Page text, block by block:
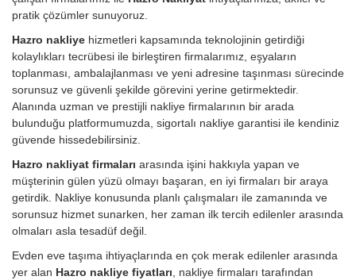
pratik çözümler sunuyoruz.
Hazro nakliye hizmetleri kapsamında teknolojinin getirdiği
kolaylıkları tecrübesi ile birleştiren firmalarımız, eşyaların
toplanması, ambalajlanması ve yeni adresine taşınması sürecinde
sorunsuz ve güvenli şekilde görevini yerine getirmektedir.
Alanında uzman ve prestijli nakliye firmalarının bir arada
bulunduğu platformumuzda, sigortalı nakliye garantisi ile kendiniz
güvende hissedebilirsiniz.
Hazro nakliyat firmaları arasında işini hakkıyla yapan ve
müşterinin gülen yüzü olmayı başaran, en iyi firmaları bir araya
getirdik. Nakliye konusunda planlı çalışmaları ile zamanında ve
sorunsuz hizmet sunarken, her zaman ilk tercih edilenler arasında
olmaları asla tesadüf değil.
Evden eve taşıma ihtiyaçlarında en çok merak edilenler arasında
yer alan Hazro nakliye fiyatları , nakliye firmaları tarafından